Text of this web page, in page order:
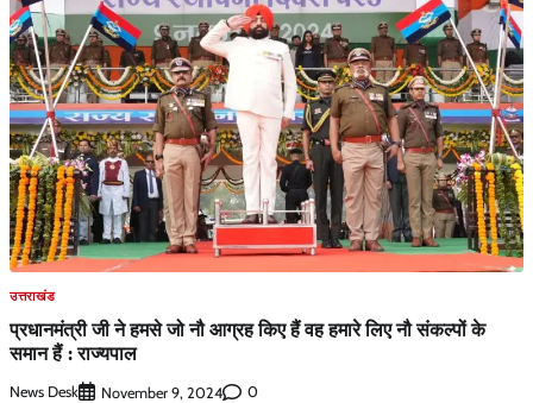
उत्तराखंड
प्रधानमंत्री जी ने हमसे जो नौ आग्रह किए हैं वह हमारे लिए नौ संकल्पों के
समान हैं : राज्यपाल
News Desk November 9, 2024 0